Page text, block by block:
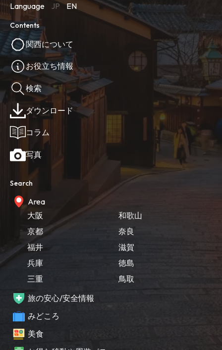
Language JP EN
Contents
関西について
お役立ち情報
検索
ダウンロード
コラム
写真
Search
Area
大阪
京都
福井
兵庫
三重
和歌山
奈良
滋賀
徳島
鳥取
旅の安心/安全情報
みどころ
美食